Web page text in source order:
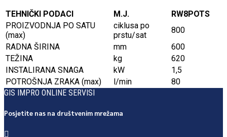
TEHNIČKI PODACI
M.J.
RW8POTS
PROIZVODNJA PO SATU
(max)
ciklusa po
prstu/sat
800
RADNA ŠIRINA
mm
600
TEŽINA
kg
620
INSTALIRANA SNAGA
kW
1,5
POTROŠNJA ZRAKA (max)
l/min
80
GIS IMPRO ONLINE SERVISI
Posjetite nas na društvenim mrežama